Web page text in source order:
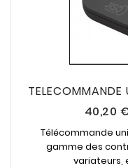
TELECOMMANDE
40,20
Télécommande
gamme des
variateurs,